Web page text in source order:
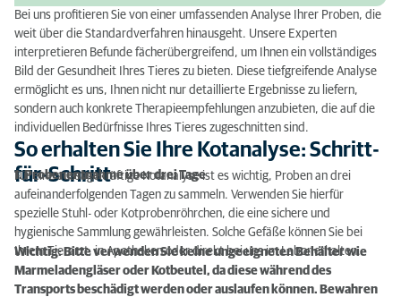
Bei uns profitieren Sie von einer umfassenden Analyse Ihrer Proben, die
weit über die Standardverfahren hinausgeht. Unsere Experten
interpretieren Befunde fächerübergreifend, um Ihnen ein vollständiges
Bild der Gesundheit Ihres Tieres zu bieten. Diese tiefgreifende Analyse
ermöglicht es uns, Ihnen nicht nur detaillierte Ergebnisse zu liefern,
sondern auch konkrete Therapieempfehlungen anzubieten, die auf die
individuellen Bedürfnisse Ihres Tieres zugeschnitten sind.
So erhalten Sie Ihre Kotanalyse: Schritt-
für-Schritt
1. Probenentnahme über drei Tage
Für eine aussagekräftige Kotanalyse ist es wichtig, Proben an drei
aufeinanderfolgenden Tagen zu sammeln. Verwenden Sie hierfür
spezielle Stuhl- oder Kotprobenröhrchen, die eine sichere und
hygienische Sammlung gewährleisten. Solche Gefäße können Sie bei
Ihrem Tierarzt, in Apotheken oder direkt bei uns im Labor erhalten.
Wichtig: Bitte verwenden Sie keine ungeeigneten Behälter wie
Marmeladengläser oder Kotbeutel, da diese während des
Transports beschädigt werden oder auslaufen können. Bewahren